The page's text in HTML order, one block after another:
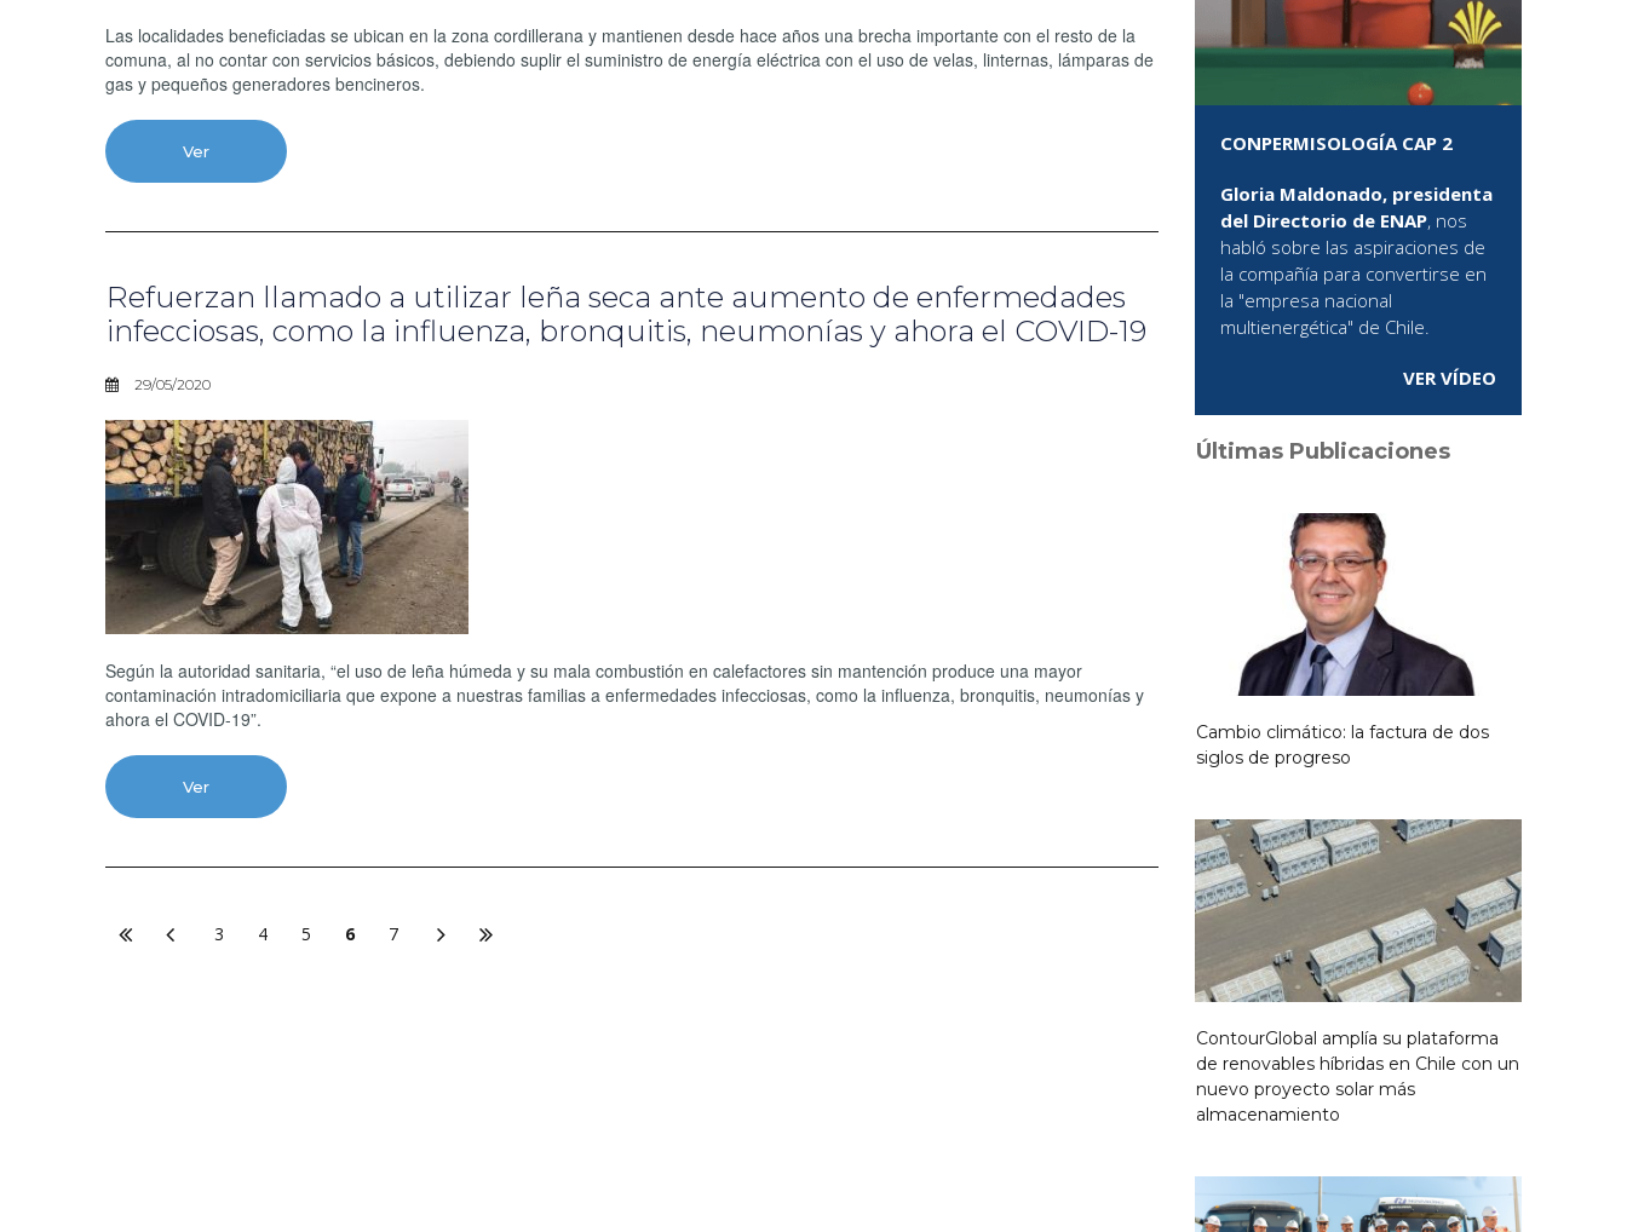
Las localidades beneficiadas se ubican en la zona cordillerana y mantienen desde hace años una brecha importante con el resto de la
comuna, al no contar con servicios básicos, debiendo suplir el suministro de energía eléctrica con el uso de velas, linternas, lámparas de
gas y pequeños generadores bencineros.
Ver
Refuerzan llamado a utilizar leña seca ante aumento de enfermedades
infecciosas, como la influenza, bronquitis, neumonías y ahora el COVID-19
29/05/2020
Según la autoridad sanitaria, “el uso de leña húmeda y su mala combustión en calefactores sin mantención produce una mayor
contaminación intradomiciliaria que expone a nuestras familias a enfermedades infecciosas, como la influenza, bronquitis, neumonías y
ahora el COVID-19”.
Ver
3 4 5 6 7
CONPERMISOLOGÍA CAP 2
Gloria Maldonado, presidenta
del Directorio de ENAP, nos
habló sobre las aspiraciones de
la compañía para convertirse en
la "empresa nacional
multienergética" de Chile.
VER VÍDEO
Últimas Publicaciones
Cambio climático: la factura de dos
siglos de progreso
ContourGlobal amplía su plataforma
de renovables híbridas en Chile con un
nuevo proyecto solar más
almacenamiento